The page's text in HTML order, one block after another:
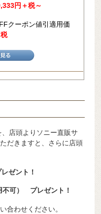
円＋税～
クーポン値引適用価
店頭よりソニー直販サ
だきますと、さらに店頭
ゼント！
不可） プレゼント！
合わせください。